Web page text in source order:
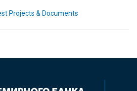
Projects & Documents